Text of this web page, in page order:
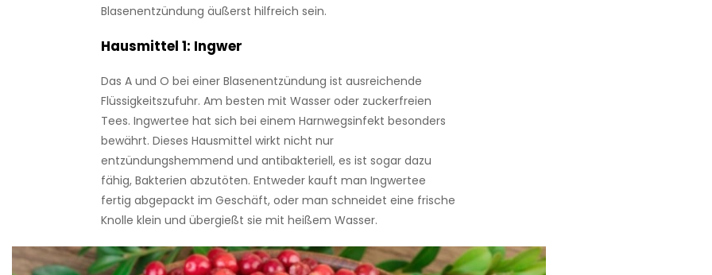
Blasenentzündung äußerst hilfreich sein.
Hausmittel 1: Ingwer
Das A und O bei einer Blasenentzündung ist ausreichende
Flüssigkeitszufuhr. Am besten mit Wasser oder zuckerfreien
Tees. Ingwertee hat sich bei einem Harnwegsinfekt besonders
bewährt. Dieses Hausmittel wirkt nicht nur
entzündungshemmend und antibakteriell, es ist sogar dazu
fähig, Bakterien abzutöten. Entweder kauft man Ingwertee
fertig abgepackt im Geschäft, oder man schneidet eine frische
Knolle klein und übergießt sie mit heißem Wasser.